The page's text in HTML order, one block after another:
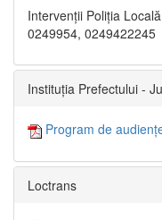
Intervenții Poliția
0249954, 0249422245
Instituția Prefectului -
Program de
Loctrans